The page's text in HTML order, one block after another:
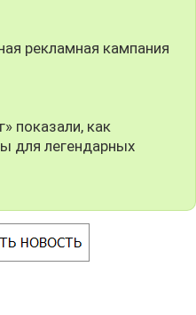
рекламная кампания
показали, как
для легендарных